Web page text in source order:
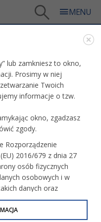
przedszkoli
Zarządzenie w tej
Kwaśny.
lub zamkniesz to okno,
Prosimy w niej
Twoich
informacje o tzw.
okno, zgadzasz
zgody.
Rozporządzenie
2016/679 z dnia 27
osób fizycznych
osobowych i w
danych oraz
jako RODO, GDPR
Danych